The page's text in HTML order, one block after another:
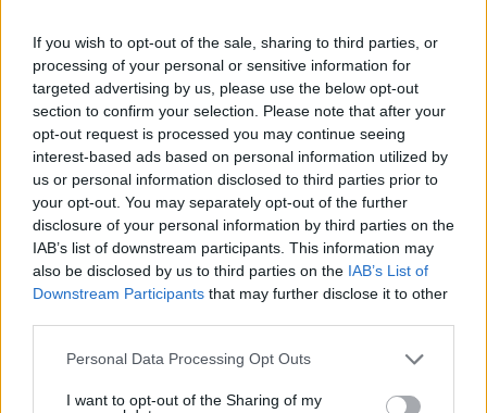
If you wish to opt-out of the sale, sharing to third parties, or
processing of your personal or sensitive information for
targeted advertising by us, please use the below opt-out
section to confirm your selection. Please note that after your
opt-out request is processed you may continue seeing
interest-based ads based on personal information utilized by
us or personal information disclosed to third parties prior to
your opt-out. You may separately opt-out of the further
disclosure of your personal information by third parties on the
IAB’s list of downstream participants. This information may
also be disclosed by us to third parties on the IAB’s List of
Downstream Participants that may further disclose it to other
Please note that this website/app uses one or more Google
not limited to your visit or usage behaviour. You may click to
Personal Data Processing Opt Outs
I want to opt-out of the Sharing of my
– το άρθρο 1 του Πρωτοκόλλου αριθ. 6
(κατάργηση της θανατικής ποινής εν καιρώ
ειρήνης),
– το άρθρο 1 του Πρωτοκόλλου αριθ. 13
(κατάργηση της θανατικής ποινής υπό
οποιεσδήποτε συνθήκες),
– το άρθρο 4 του Πρωτοκόλλου αριθ. 7
(δικαίωμα να μη δικάζεται ή τιμωρείται κάποιος
δύο φορές για το ίδιο αδίκημα).
οφείλει να ενημερώνει πλήρως τον Γενικό
Γραμματέα του Συμβουλίου της Ευρώπης.»